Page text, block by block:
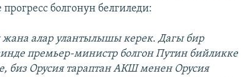
болгонун белгиледи:
алар улантылышы керек. Дагы бир
премьер-министр болгон Путин бийликке
биз Орусия тараптан АКШ менен Орусия